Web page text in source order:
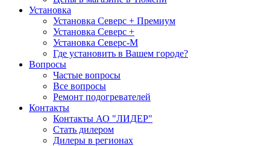
Установка
Установка Северс + Премиум
Установка Северс +
Установка Северс-М
Где установить в Вашем городе?
Вопросы
Частые вопросы
Все вопросы
Ремонт подогревателей
Контакты
Контакты АО "ЛИДЕР"
Стать дилером
Дилеры в регионах